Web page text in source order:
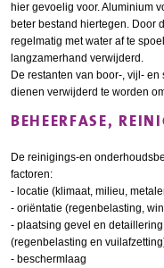
hier gevoelig voor. Aluminium
beter bestand hiertegen. Door
regelmatig met water af te
langzamerhand verwijderd.
De restanten van boor-, vijl-
dienen verwijderd te worden
BEHEERFASE,
De reinigings-en
factoren:
- locatie (klimaat, milieu,
- oriëntatie (regenbelasting,
- plaatsing gevel en detaillering
(regenbelasting en
- beschermlaag